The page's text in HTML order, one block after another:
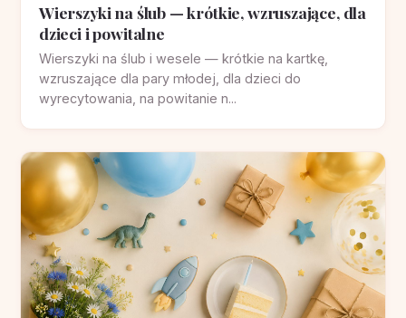
Wierszyki na ślub — krótkie, wzruszające, dla
dzieci i powitalne
Wierszyki na ślub i wesele — krótkie na kartkę,
wzruszające dla pary młodej, dla dzieci do
wyrecytowania, na powitanie n...